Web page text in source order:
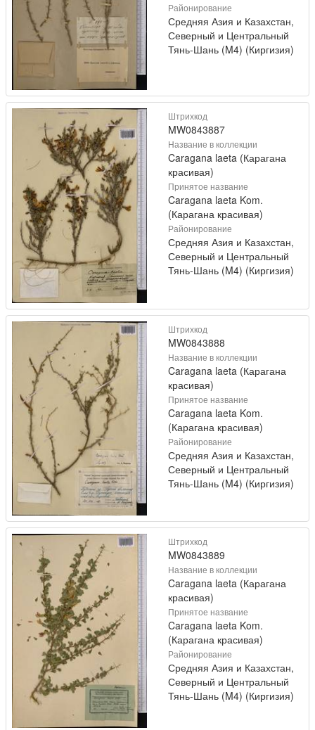
Районирование
Средняя Азия и Казахстан,
Северный и Центральный
Тянь-Шань (M4) (Киргизия)
Штрихкод
MW0843887
Название в коллекции
Caragana laeta (Карагана
красивая)
Принятое название
Caragana laeta Kom.
(Карагана красивая)
Районирование
Средняя Азия и Казахстан,
Северный и Центральный
Тянь-Шань (M4) (Киргизия)
Штрихкод
MW0843888
Название в коллекции
Caragana laeta (Карагана
красивая)
Принятое название
Caragana laeta Kom.
(Карагана красивая)
Районирование
Средняя Азия и Казахстан,
Северный и Центральный
Тянь-Шань (M4) (Киргизия)
Штрихкод
MW0843889
Название в коллекции
Caragana laeta (Карагана
красивая)
Принятое название
Caragana laeta Kom.
(Карагана красивая)
Районирование
Средняя Азия и Казахстан,
Северный и Центральный
Тянь-Шань (M4) (Киргизия)